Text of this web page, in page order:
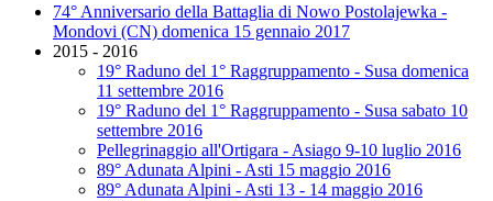
74° Anniversario della Battaglia di Nowo Postolajewka -
Mondovi (CN) domenica 15 gennaio 2017
2015 - 2016
19° Raduno del 1° Raggruppamento - Susa domenica
11 settembre 2016
19° Raduno del 1° Raggruppamento - Susa sabato 10
settembre 2016
Pellegrinaggio all'Ortigara - Asiago 9-10 luglio 2016
89° Adunata Alpini - Asti 15 maggio 2016
89° Adunata Alpini - Asti 13 - 14 maggio 2016